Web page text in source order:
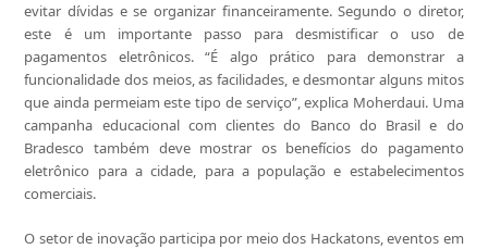
evitar dívidas e se organizar financeiramente. Segundo o diretor,
este é um importante passo para desmistificar o uso de
pagamentos eletrônicos. “É algo prático para demonstrar a
funcionalidade dos meios, as facilidades, e desmontar alguns mitos
que ainda permeiam este tipo de serviço”, explica Moherdaui. Uma
campanha educacional com clientes do Banco do Brasil e do
Bradesco também deve mostrar os benefícios do pagamento
eletrônico para a cidade, para a população e estabelecimentos
comerciais.
O setor de inovação participa por meio dos Hackatons, eventos em